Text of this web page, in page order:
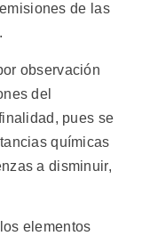
de las
observación
del
pues se
químicas
a disminuir,
elementos